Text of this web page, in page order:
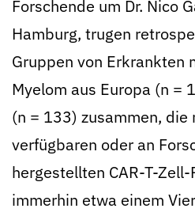
Forschende um Dr. ­Nico
Hamburg, trugen
Gruppen von Erkrankten
Myelom aus Europa (n =
(n = 133) zusammen,
verfügbaren oder an
hergestellten CAR-T-
immerhin etwa einem